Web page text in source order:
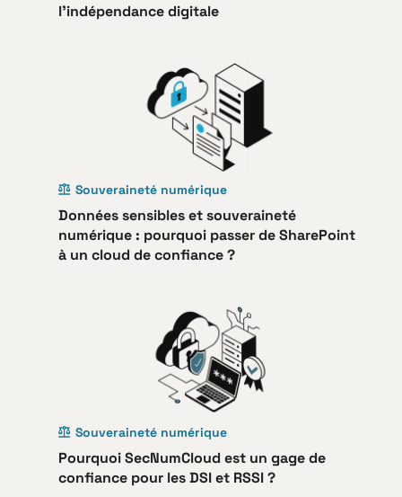
l’indépendance digitale
Souveraineté numérique
Données sensibles et souveraineté
numérique : pourquoi passer de SharePoint
à un cloud de confiance ?
Souveraineté numérique
Pourquoi SecNumCloud est un gage de
confiance pour les DSI et RSSI ?